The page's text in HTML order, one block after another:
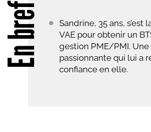
bref
Sandrine, 35 ans, s’est
VAE pour obtenir un
gestion PME/PMI.
passionnante qui lui a
confiance en elle.